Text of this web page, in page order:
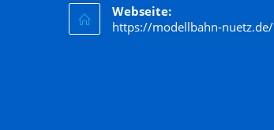
Webseite:
https://modellbahn-nuetz.de/